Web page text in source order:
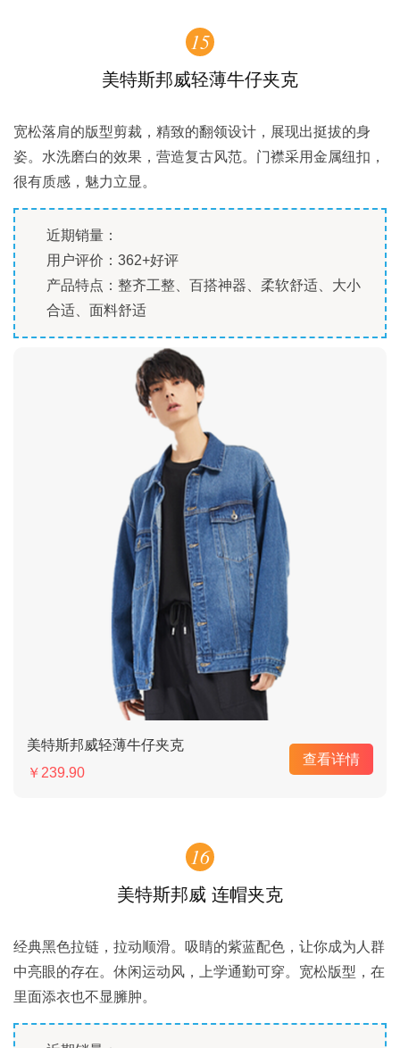
15
美特斯邦威轻薄牛仔夹克
宽松落肩的版型剪裁，精致的翻领设计，展现出挺拔的身
姿。水洗磨白的效果，营造复古风范。门襟采用金属纽扣，
很有质感，魅力立显。
近期销量：
用户评价：362+好评
产品特点：整齐工整、百搭神器、柔软舒适、大小
合适、面料舒适
美特斯邦威轻薄牛仔夹克
￥239.90
查看详情
16
美特斯邦威 连帽夹克
经典黑色拉链，拉动顺滑。吸睛的紫蓝配色，让你成为人群
中亮眼的存在。休闲运动风，上学通勤可穿。宽松版型，在
里面添衣也不显臃肿。